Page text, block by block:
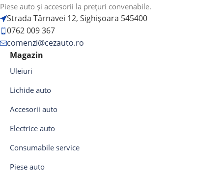
Piese auto și accesorii la prețuri convenabile.
Strada Târnavei 12, Sighișoara 545400
0762 009 367
comenzi@cezauto.ro
Magazin
Uleiuri
Lichide auto
Accesorii auto
Electrice auto
Consumabile service
Piese auto